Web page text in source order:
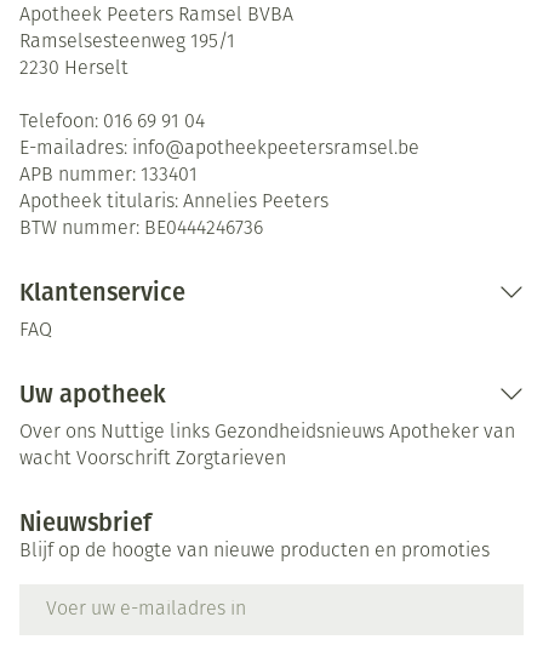
Apotheek Peeters Ramsel BVBA
Ramselsesteenweg 195/1
2230 Herselt
Telefoon: 016 69 91 04
E-mailadres: info@apotheekpeetersramsel.be
APB nummer: 133401
Apotheek titularis: Annelies Peeters
BTW nummer: BE0444246736
Klantenservice
FAQ
Uw apotheek
Over ons Nuttige links Gezondheidsnieuws Apotheker van
wacht Voorschrift Zorgtarieven
Nieuwsbrief
Blijf op de hoogte van nieuwe producten en promoties